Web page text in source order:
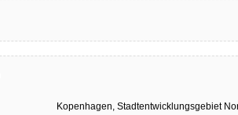
Kopenhagen, Stadtentwicklungsgebiet